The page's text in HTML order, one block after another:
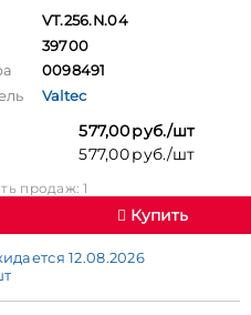
VT.256.N.04
39700
0098491
Valtec
577,00 руб./шт
577,00 руб./шт
продаж: 1
Купить
12.08.2026